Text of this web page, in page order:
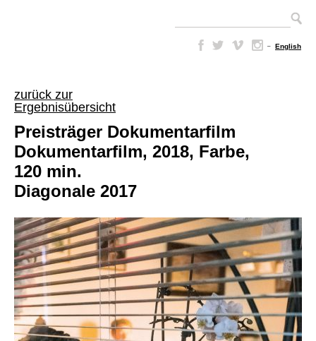
– English
zurück zur
Ergebnisübersicht
Preisträger Dokumentarfilm
Dokumentarfilm, 2018, Farbe,
120 min.
Diagonale 2017